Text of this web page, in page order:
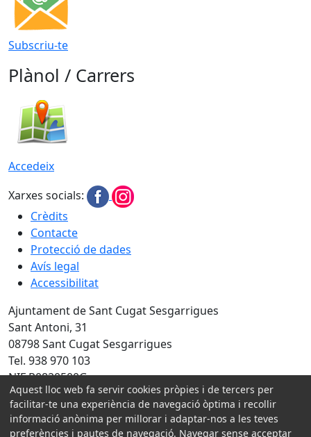
Subscriu-te
Plànol / Carrers
Accedeix
Xarxes socials:
Crèdits
Contacte
Protecció de dades
Avís legal
Accessibilitat
Ajuntament de Sant Cugat Sesgarrigues
Sant Antoni, 31
08798 Sant Cugat Sesgarrigues
Tel. 938 970 103
NIF P0820500G
Amb la col·laboració de:
Aquest lloc web fa servir cookies pròpies i de tercers per
facilitar-te una experiència de navegació òptima i recollir
informació anònima per millorar i adaptar-nos a les teves
preferències i pautes de navegació. Navegar sense acceptar